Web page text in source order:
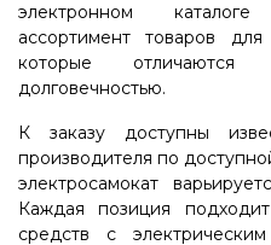
электронном
ассортимент товаров
которые
долговечностью.
К заказу доступны
производителя по
электросамокат
Каждая позиция
средств с